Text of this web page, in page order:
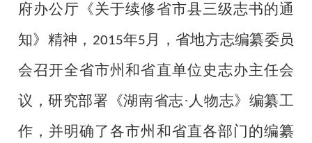
府办公厅《关于续修省市县三级志书的通
知》精神， 2015年5月，省地方志编纂委员
会召开全省市州和省直单位史志办主任会
议，研究部署《湖南省志·人物志》编纂工
作，并明确了各市州和省直各部门的编纂